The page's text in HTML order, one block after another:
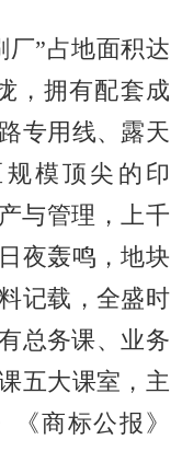
”占地面积达
，拥有配套成
专用线、露天
模顶尖的印
与管理，上千
夜轰鸣，地块
记载，全盛时
总务课、业务
五大课室，主
商标公报》